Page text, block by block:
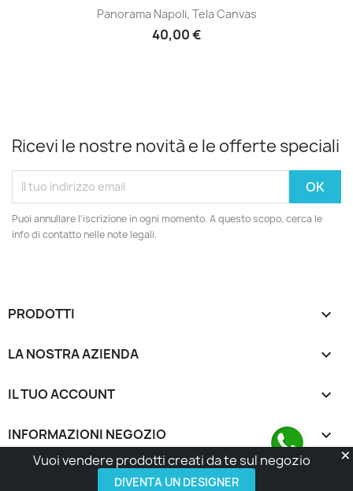
Vuoi vendere prodotti creati da te sul negozio
DIVENTA UN DESIGNER
Panorama Napoli, Tela Canvas
40,00 €
Ricevi le nostre novità e le offerte speciali
Puoi annullare l'iscrizione in ogni momento. A questo scopo, cerca le
info di contatto nelle note legali.
PRODOTTI 
LA NOSTRA AZIENDA 
IL TUO ACCOUNT 
INFORMAZIONI NEGOZIO keyboard_arrow_down
Contattaci su WhatsApp
© 2026 - Made with Love by Tatta Media Group Task